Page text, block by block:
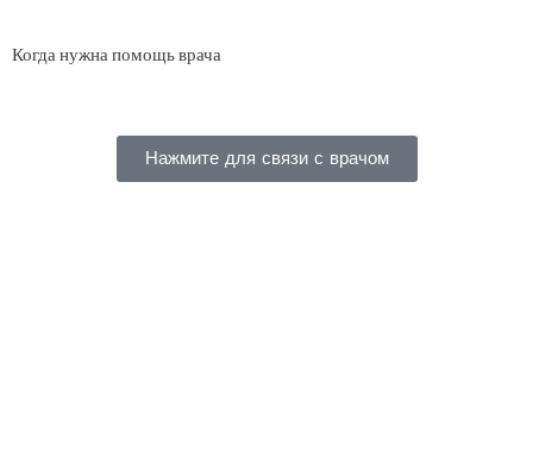
Когда нужна помощь врача
Нажмите для связи с врачом